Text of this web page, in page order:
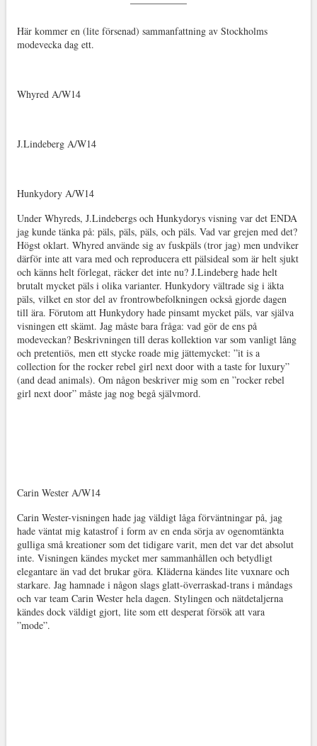
Här kommer en (lite försenad) sammanfattning av Stockholms
modevecka dag ett.
Whyred A/W14
J.Lindeberg A/W14
Hunkydory A/W14
Under Whyreds, J.Lindebergs och Hunkydorys visning var det ENDA
jag kunde tänka på: päls, päls, päls, och päls. Vad var grejen med det?
Högst oklart. Whyred använde sig av fuskpäls (tror jag) men undviker
därför inte att vara med och reproducera ett pälsideal som är helt sjukt
och känns helt förlegat, räcker det inte nu? J.Lindeberg hade helt
brutalt mycket päls i olika varianter. Hunkydory vältrade sig i äkta
päls, vilket en stor del av frontrowbefolkningen också gjorde dagen
till ära. Förutom att Hunkydory hade pinsamt mycket päls, var själva
visningen ett skämt. Jag måste bara fråga: vad gör de ens på
modeveckan? Beskrivningen till deras kollektion var som vanligt lång
och pretentiös, men ett stycke roade mig jättemycket: ”it is a
collection for the rocker rebel girl next door with a taste for luxury”
(and dead animals). Om någon beskriver mig som en ”rocker rebel
girl next door” måste jag nog begå självmord.
Carin Wester A/W14
Carin Wester-visningen hade jag väldigt låga förväntningar på, jag
hade väntat mig katastrof i form av en enda sörja av ogenomtänkta
gulliga små kreationer som det tidigare varit, men det var det absolut
inte. Visningen kändes mycket mer sammanhållen och betydligt
elegantare än vad det brukar göra. Kläderna kändes lite vuxnare och
starkare. Jag hamnade i någon slags glatt-överraskad-trans i måndags
och var team Carin Wester hela dagen. Stylingen och nätdetaljerna
kändes dock väldigt gjort, lite som ett desperat försök att vara
”mode”.